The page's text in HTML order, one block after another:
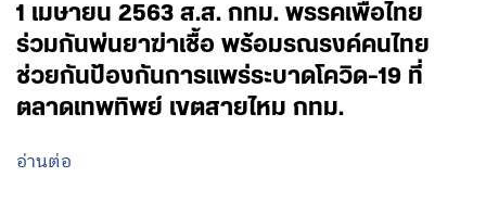
1 เมษายน 2563 ส.ส. กทม. พรรคเพื่อไทย
ร่วมกันพ่นยาฆ่าเชื้อ พร้อมรณรงค์คนไทย
ช่วยกันป้องกันการแพร่ระบาดโควิด-19 ที่
ตลาดเทพทิพย์ เขตสายไหม กทม.
อ่านต่อ